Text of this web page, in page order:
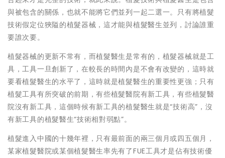
與被包含的關係，也就不能將它們並列一起二選一。只有將植髮
技術假定位狹隘的植髮器械，這才能與植髮醫生並列，討論誰重
要誰次要。
植髮器械的更新不常有，而植髮醫生是常有的，植髮器械就是工
具，工具一旦創新了，在較長的時間內是不會有改變的，這時就
要看植髮醫生的水平了，這時就是植髮醫生的重要性更強；只有
植髮工具有所突破的前期，有些植髮醫院有新工具，有些植髮醫
院沒有新工具，這個時候有新工具的植髮醫生就是“技術高”，沒
有新工具的植髮醫生“技術相對弱點”。
植髮進入中國的十幾年裡，只有最前面的兩三個月或四五個月，
某家植髮醫院或某個植髮醫生率先有了FUE工具才是佔有技術優